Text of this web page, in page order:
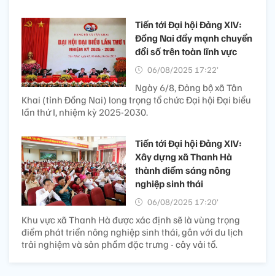
Tiến tới Đại hội Đảng XIV:
Đồng Nai đẩy mạnh chuyển
đổi số trên toàn lĩnh vực
06/08/2025 17:22’
Ngày 6/8, Đảng bộ xã Tân
Khai (tỉnh Đồng Nai) long trọng tổ chức Đại hội Đại biểu
lần thứ I, nhiệm kỳ 2025-2030.
Tiến tới Đại hội Đảng XIV:
Xây dựng xã Thanh Hà
thành điểm sáng nông
nghiệp sinh thái
06/08/2025 17:20’
Khu vực xã Thanh Hà được xác định sẽ là vùng trọng
điểm phát triển nông nghiệp sinh thái, gắn với du lịch
trải nghiệm và sản phẩm đặc trưng - cây vải tổ.